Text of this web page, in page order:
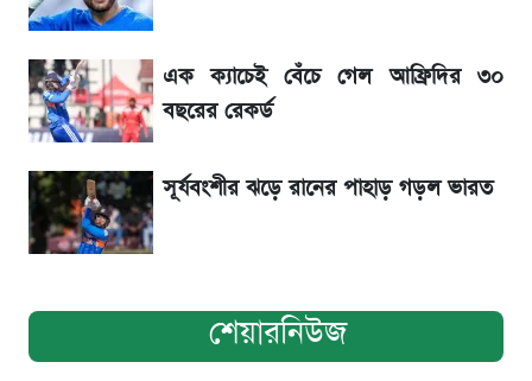
৬ আগস্ট দেশের বাজারে স্বর্ণের দাম
শেখ হাসিনার বক্তব্য ঘিরে ভারতকে কড়া বার্তা
বাংলাদেশের
এক ক্যাচেই বেঁচে গেল আফ্রিদির ৩০
বছরের রেকর্ড
সূর্যবংশীর ঝড়ে রানের পাহাড় গড়ল ভারত
শেয়ারনিউজ